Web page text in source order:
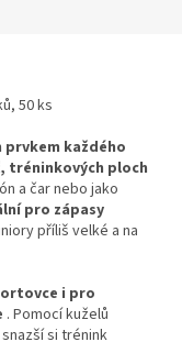
50 ks
každého
tréninkových ploch
a čar nebo jako
pro zápasy
příliš velké a na
i pro
. Pomocí kuželů
si trénink